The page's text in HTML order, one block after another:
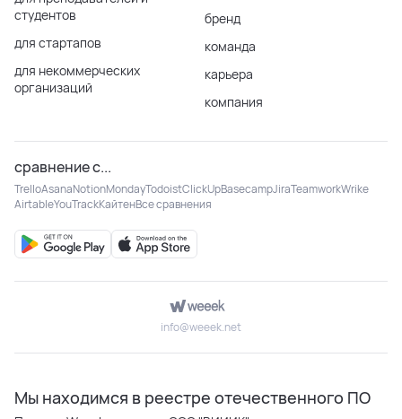
студентов
для стартапов
для некоммерческих
организаций
бренд
команда
карьера
компания
сравнение с...
TrelloAsanaNotionMondayTodoistClickUpBasecampJiraTeamworkWrike
AirtableYouTrackКайтенВсе сравнения
info@weeek.net
Мы находимся в реестре отечественного ПО